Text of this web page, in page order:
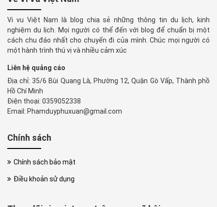
Vi vu Việt Nam là blog chia sẻ những thông tin du lịch, kinh
nghiệm du lịch. Mọi người có thể đến với blog để chuẩn bị một
cách chu đáo nhất cho chuyến đi của mình. Chúc mọi người có
một hành trình thú vị và nhiều cảm xúc
Liên hệ quảng cáo
Địa chỉ: 35/6 Bùi Quang Là, Phường 12, Quận Gò Vấp, Thành phồ
Hồ Chí Minh
Điện thoại: 0359052338
Email: Phamduyphuxuan@gmail.com
Chính sách
Chính sách bảo mật
Điều khoản sử dụng